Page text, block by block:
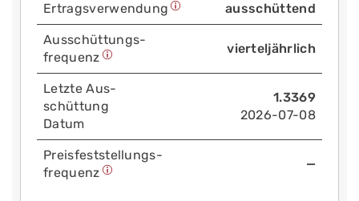
Ertrags­verwendung ausschüttend
Aus­schüttungs­
frequenz
vierteljährlich
Letzte Aus­
schüttung
Datum
1.3369
2026-07-08
Preis­fest­stellungs­
frequenz
—